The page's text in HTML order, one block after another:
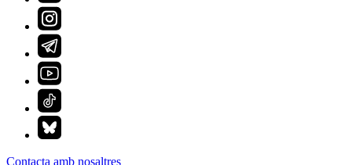
Contacta amb nosaltres